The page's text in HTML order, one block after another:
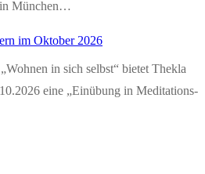
in München…
im Oktober 2026
in sich selbst“ bietet Thekla
eine „Einübung in Meditations-